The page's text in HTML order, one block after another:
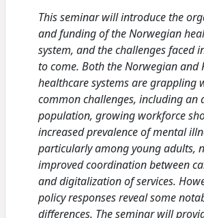
This seminar will introduce the
and funding of the Norwegian
system, and the challenges faced
to come. Both the Norwegian and
healthcare systems are grappling
common challenges, including an
population, growing workforce
increased prevalence of mental
particularly among young adults,
improved coordination between
and digitalization of services.
policy responses reveal some
differences. The seminar will